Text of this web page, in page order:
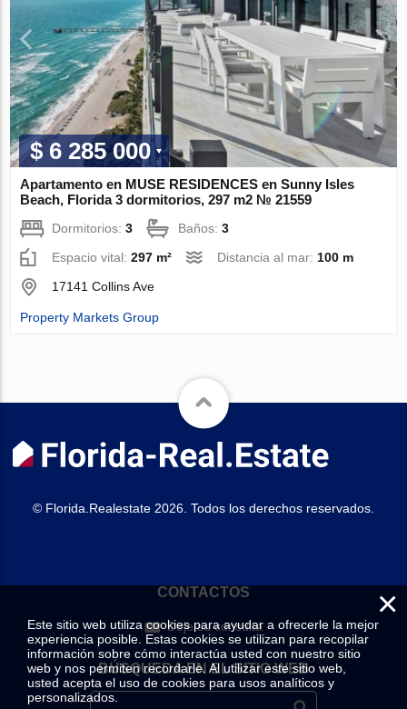
$ 6 285 000
Apartamento en MUSE RESIDENCES en Sunny Isles
Beach, Florida 3 dormitorios, 297 m2 № 21559
Dormitorios:3 Baños:3
Espacio vital:297 m² Distancia al mar: 100 m
17141 Collins Ave
Property Markets Group
© Florida.Realestate 2026. Todos los derechos reservados.
CONTACTOS
Deje su consulta
BÚSQUEDA EN EL SITIO WEB
×
Este sitio web utiliza cookies para ayudar a ofrecerle la mejor
experiencia posible. Estas cookies se utilizan para recopilar
información sobre cómo interactúa usted con nuestro sitio
web y nos permiten recordarle. Al utilizar este sitio web,
usted acepta el uso de cookies para usos analíticos y
personalizados.